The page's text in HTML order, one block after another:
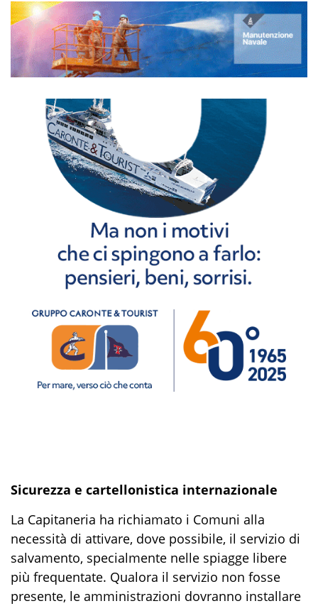
Sicurezza e cartellonistica internazionale
La Capitaneria ha richiamato i Comuni alla
necessità di attivare, dove possibile, il servizio di
salvamento, specialmente nelle spiagge libere
più frequentate. Qualora il servizio non fosse
presente, le amministrazioni dovranno installare